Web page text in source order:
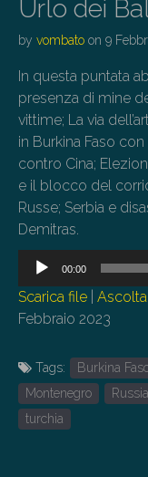
Urlo dei
by vombato on 9
In questa puntata
presenza di mine
vittime; La via
in Burkina Faso
contro Cina;
e il blocco del
Russe; Serbia e
Demitras.
Audio
00:00
Scarica file
Febbraio 2023
Tags: Burkina
Montenegro
Russia
turchia